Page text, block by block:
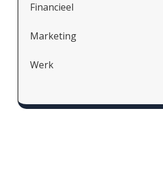
Financieel
Marketing
Werk